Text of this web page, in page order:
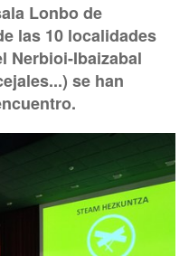
Lonbo de
las 10 localidades
Nerbioi-Ibaizabal
se han